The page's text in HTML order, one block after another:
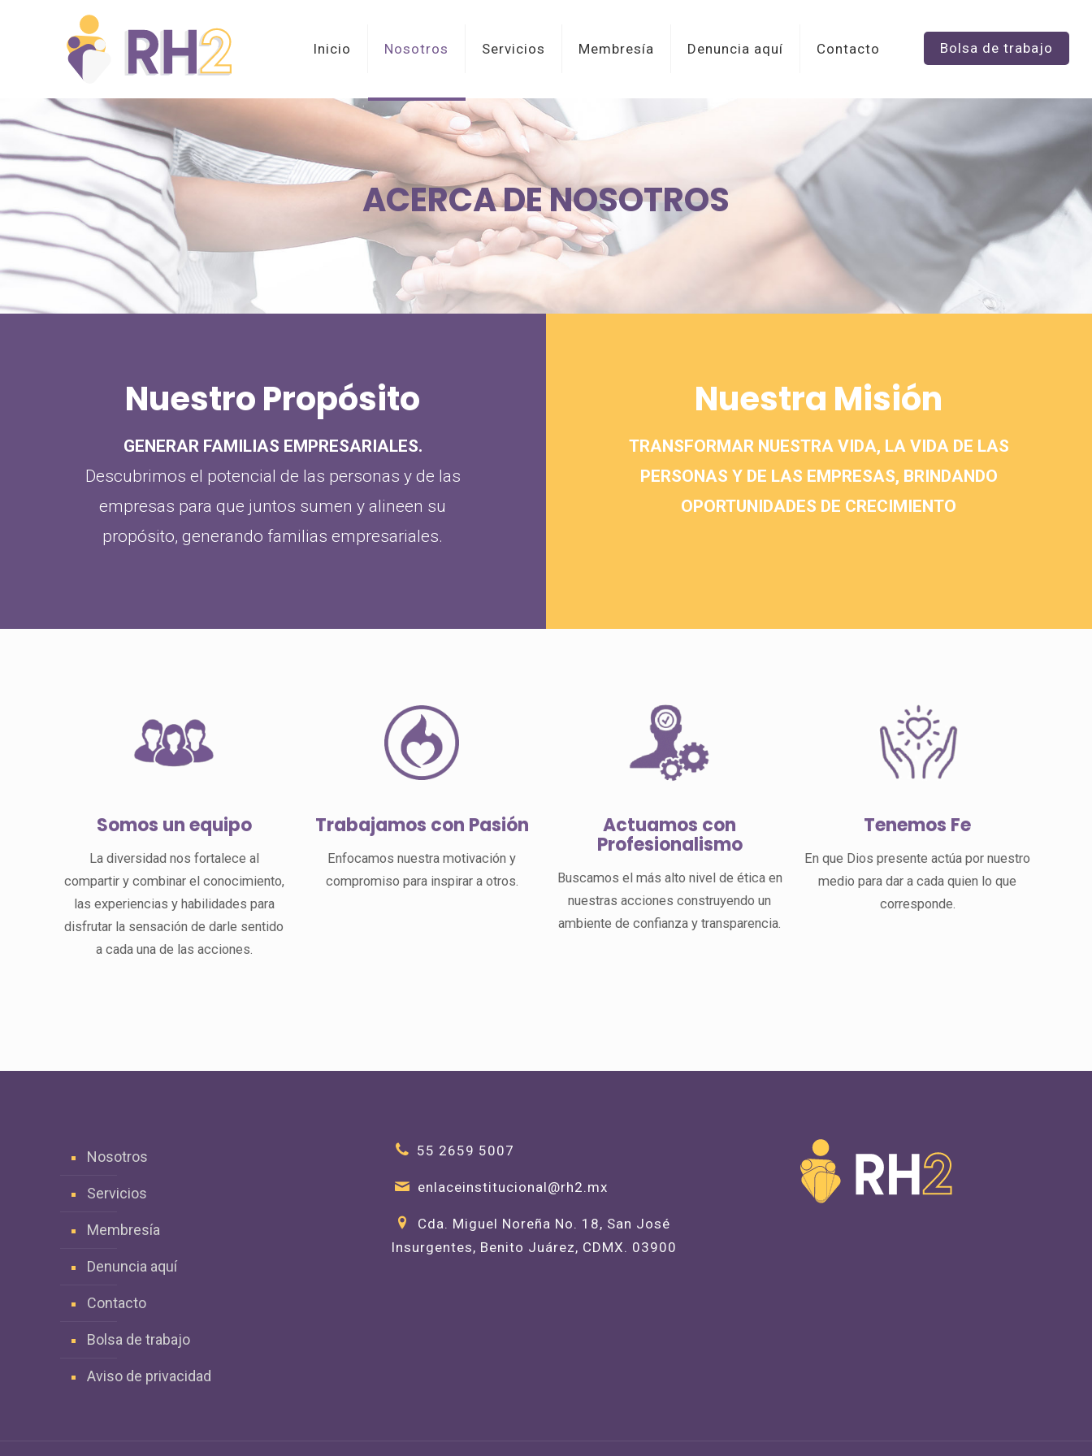
Inicio Nosotros Servicios Membresía Denuncia aquí Contacto Bolsa de trabajo
ACERCA DE NOSOTROS
Nuestro Propósito
GENERAR FAMILIAS EMPRESARIALES.
Descubrimos el potencial de las personas y de las
empresas para que juntos sumen y alineen su
propósito, generando familias empresariales.
Nuestra Misión
TRANSFORMAR NUESTRA VIDA, LA VIDA DE LAS
PERSONAS Y DE LAS EMPRESAS, BRINDANDO
OPORTUNIDADES DE CRECIMIENTO
Somos un equipo
La diversidad nos fortalece al
compartir y combinar el conocimiento,
las experiencias y habilidades para
disfrutar la sensación de darle sentido
a cada una de las acciones.
Trabajamos con Pasión
Enfocamos nuestra motivación y
compromiso para inspirar a otros.
Actuamos con
Profesionalismo
Buscamos el más alto nivel de ética en
nuestras acciones construyendo un
ambiente de confianza y transparencia.
Tenemos Fe
En que Dios presente actúa por nuestro
medio para dar a cada quien lo que
corresponde.
Nosotros
Servicios
Membresía
Denuncia aquí
Contacto
Bolsa de trabajo
Aviso de privacidad
55 2659 5007
enlaceinstitucional@rh2.mx
Cda. Miguel Noreña No. 18, San José
Insurgentes, Benito Juárez, CDMX. 03900